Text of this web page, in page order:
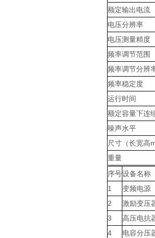
额定输出电流
电压分辨率
电压测量精度
频率调节范围
频率调节分辨
频率稳定度
运行时间
额定容量下连
噪声水平
尺寸（长宽高
重量
序号设备名称
1
变频电源
2
激励变压
3
高压电抗
4
电容分压